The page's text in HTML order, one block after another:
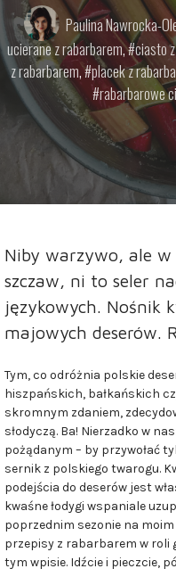
Posted
by:
Paulina Nawrocka-
ucierane z rabarbarem, ciasto
z rabarbarem, placek z
rabarbarowe
Niby warzywo, ale
szczaw, ni to seler
językowych. Nośnik
majowych deserów.
Tym, co odróżnia polskie
hiszpańskich, bałkańskich
skromnym zdaniem,
słodyczą. Ba! Nierzadko w
pożądanym – by przywołać
sernik z polskiego twarogu.
podejścia do deserów jest
kwaśne łodygi wspaniale
poprzednim sezonie na moim
przepisy z rabarbarem w roli
tym wpisie. Idźcie i pieczcie,